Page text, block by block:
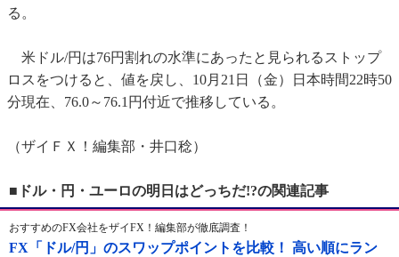
る。
米ドル/円は76円割れの水準にあったと見られるストップ
ロスをつけると、値を戻し、10月21日（金）日本時間22時50
分現在、76.0～76.1円付近で推移している。
（ザイＦＸ！編集部・井口稔）
■ドル・円・ユーロの明日はどっちだ!?の関連記事
おすすめのFX会社をザイFX！編集部が徹底調査！
FX「ドル/円」のスワップポイントを比較！ 高い順にラン